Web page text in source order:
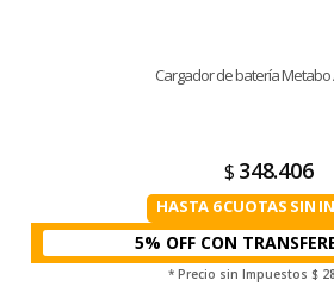
Cargador de batería Metabo
$ 348.406
HASTA 6 CUOTAS SIN
5% OFF CON
* Precio sin Impuestos $